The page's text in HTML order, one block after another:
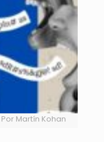
Martín Kohan